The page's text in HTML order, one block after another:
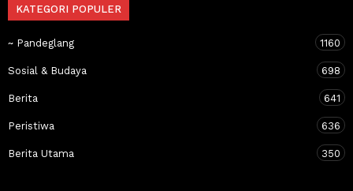
KATEGORI POPULER
~ Pandeglang 1160
Sosial & Budaya 698
Berita 641
Peristiwa 636
Berita Utama 350